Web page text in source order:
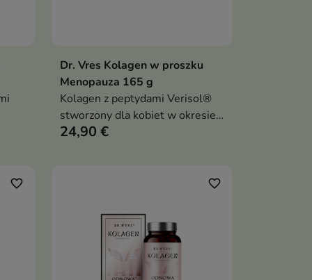
Dodaj do koszyka
Dr. Vres Kolagen w proszku
Menopauza 165 g
Kolagen z peptydami Verisol®
stworzony dla kobiet w okresie
menopauzy, wspierający skórę,
24,90 €
favorite_border favorite_border